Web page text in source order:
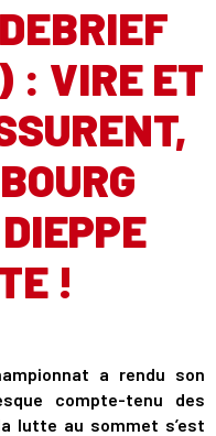
: VIRE ET
!
a rendu son
compte-tenu des
lutte au sommet s’est